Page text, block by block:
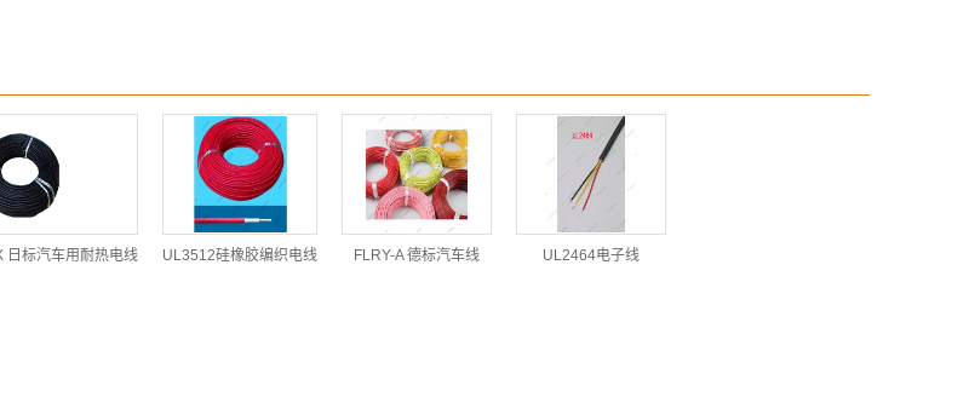
日标汽车用耐热电线 UL3512硅橡胶编织电线 FLRY-A 德标汽车线 UL2464电子线